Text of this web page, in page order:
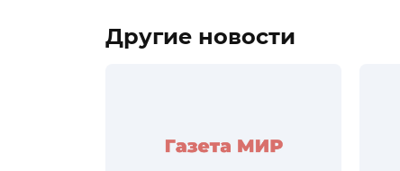
Другие новости